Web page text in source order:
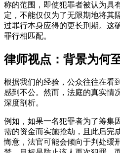
称的范围，即使犯罪者被认为具
定，不能仅仅为了无限期地将其
过罪行本身应得的更长刑期。这
罪行相匹配。
律师视点：背景为何
根据我们的经验，公众往往在看
感到不公。然而，法庭的真实情
深度剖析。
例如，如果一名犯罪者为了筹集
需的资金而实施抢劫，且此后完
悔意，法官可能会倾向于判处缓